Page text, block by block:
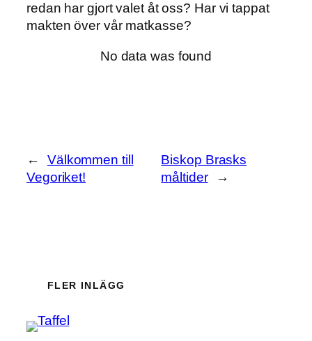
redan har gjort valet åt oss? Har vi tappat
makten över vår matkasse?
No data was found
←
Välkommen till
Vegoriket!
Biskop Brasks
måltider
→
FLER INLÄGG